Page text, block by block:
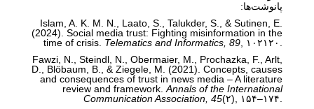
پانوشت‌ها:
Islam, A. K. M. N., Laato, S., Talukder, S., & Sutinen, E.
(2024). Social media trust: Fighting misinformation in the
time of crisis. Telematics and Informatics, 89 , ۱۰۲۱۲۰.
Fawzi, N., Steindl, N., Obermaier, M., Prochazka, F., Arlt,
D., Blöbaum, B., & Ziegele, M. (2021). Concepts, causes
and consequences of trust in news media – A literature
review and framework.Annals of the International
Communication Association, 45(۲), ۱۵۴–۱۷۴.